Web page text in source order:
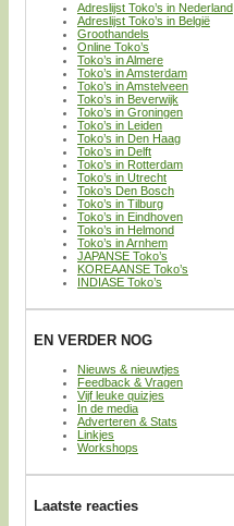
Adreslijst Toko’s in Nederland
Adreslijst Toko’s in België
Groothandels
Online Toko’s
Toko’s in Almere
Toko’s in Amsterdam
Toko’s in Amstelveen
Toko’s in Beverwijk
Toko’s in Groningen
Toko’s in Leiden
Toko’s in Den Haag
Toko’s in Delft
Toko’s in Rotterdam
Toko’s in Utrecht
Toko’s Den Bosch
Toko’s in Tilburg
Toko’s in Eindhoven
Toko’s in Helmond
Toko’s in Arnhem
JAPANSE Toko’s
KOREAANSE Toko’s
INDIASE Toko’s
EN VERDER NOG
Nieuws & nieuwtjes
Feedback & Vragen
Vijf leuke quizjes
In de media
Adverteren & Stats
Linkjes
Workshops
Laatste reacties